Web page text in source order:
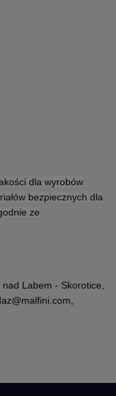
dla wyrobów
bezpiecznych dla
ze
Labem - Skorotice,